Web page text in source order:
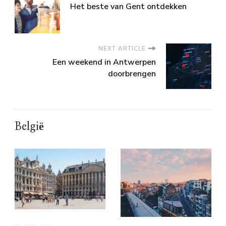
Het beste van Gent ontdekken
NEXT ARTICLE
Een weekend in Antwerpen
doorbrengen
België